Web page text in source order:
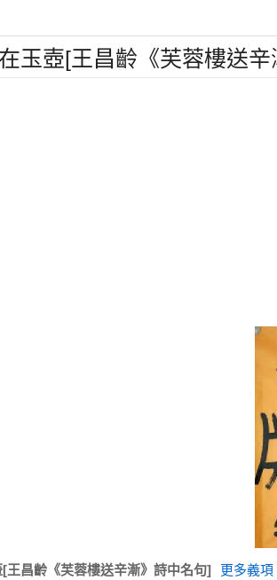
玉壺[王昌齡《芙蓉樓送
王昌齡《芙蓉樓送辛漸》詩中名句] 更多義